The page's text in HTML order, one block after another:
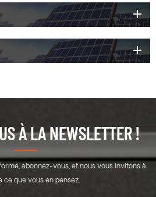
À LA NEWSLETTER !
abonnez-vous, et nous vous invitons à
ce que vous en pensez.